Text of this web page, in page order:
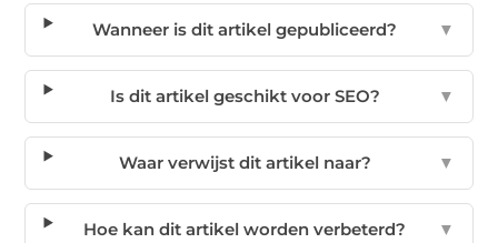
Wanneer is dit artikel gepubliceerd? ▼
Is dit artikel geschikt voor SEO? ▼
Waar verwijst dit artikel naar? ▼
Hoe kan dit artikel worden verbeterd? ▼